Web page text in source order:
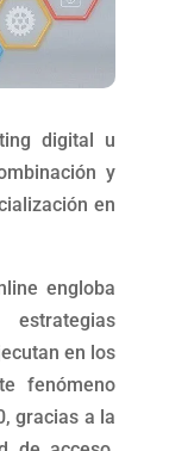
digital u
y
en
engloba
en los
fenómeno
gracias a la